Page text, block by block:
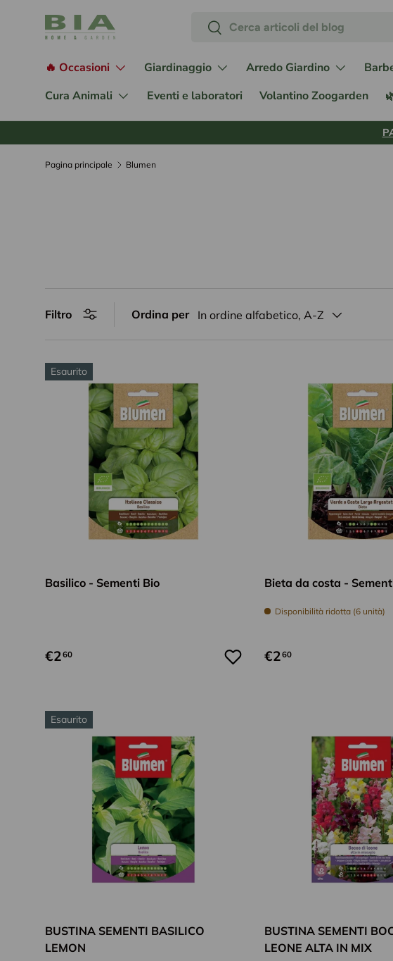
Passa ai contenuti Cerca
Cerca
🔥 Occasioni Giardinaggio Arredo Giardino
Cura Animali
Eventi e laboratori Volantino Zoogarden
Pagina principale Blumen
Filtro Ordina per In ordine alfabetico, A-Z
Esaurito
Basilico - Sementi Bio
€260
Bieta da costa -
Disponibilità ridotta (6 unità)
€260
Esaurito
BUSTINA SEMENTI BASILICO
LEMON
BUSTINA SEMENTI
LEONE ALTA IN MIX